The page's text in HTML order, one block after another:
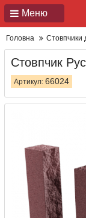
Меню
Головна Стовпчики
Стовпчик
Артикул: 66024